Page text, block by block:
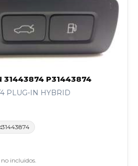
31443874 P31443874
PLUG-IN HYBRID
31443874
incluidos.